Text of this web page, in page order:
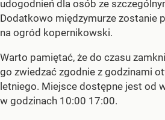
udogodnień dla osób ze
Dodatkowo międzymurze zostanie
na ogród kopernikowski.
Warto pamiętać, że do czasu
go zwiedzać zgodnie z godzinami
letniego. Miejsce dostępne jest od
w godzinach 10:00 17:00.